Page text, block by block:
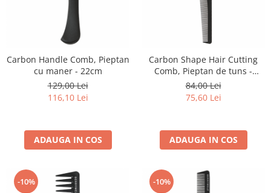
Carbon Handle Comb, Pieptan
cu maner - 22cm
129,00 Lei
116,10 Lei
ADAUGA IN COS
Carbon Shape Hair Cutting
Comb, Pieptan de tuns -
17,5cm
84,00 Lei
75,60 Lei
ADAUGA IN COS
-10% -10%